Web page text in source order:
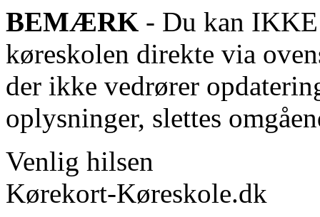
BEMÆRK - Du kan IKKE
køreskolen direkte via
der ikke vedrører
oplysninger, slettes
Venlig hilsen
Kørekort-Køreskole.dk